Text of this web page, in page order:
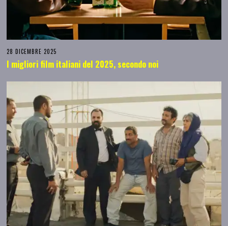
28 DICEMBRE 2025
I migliori film italiani del 2025, secondo noi